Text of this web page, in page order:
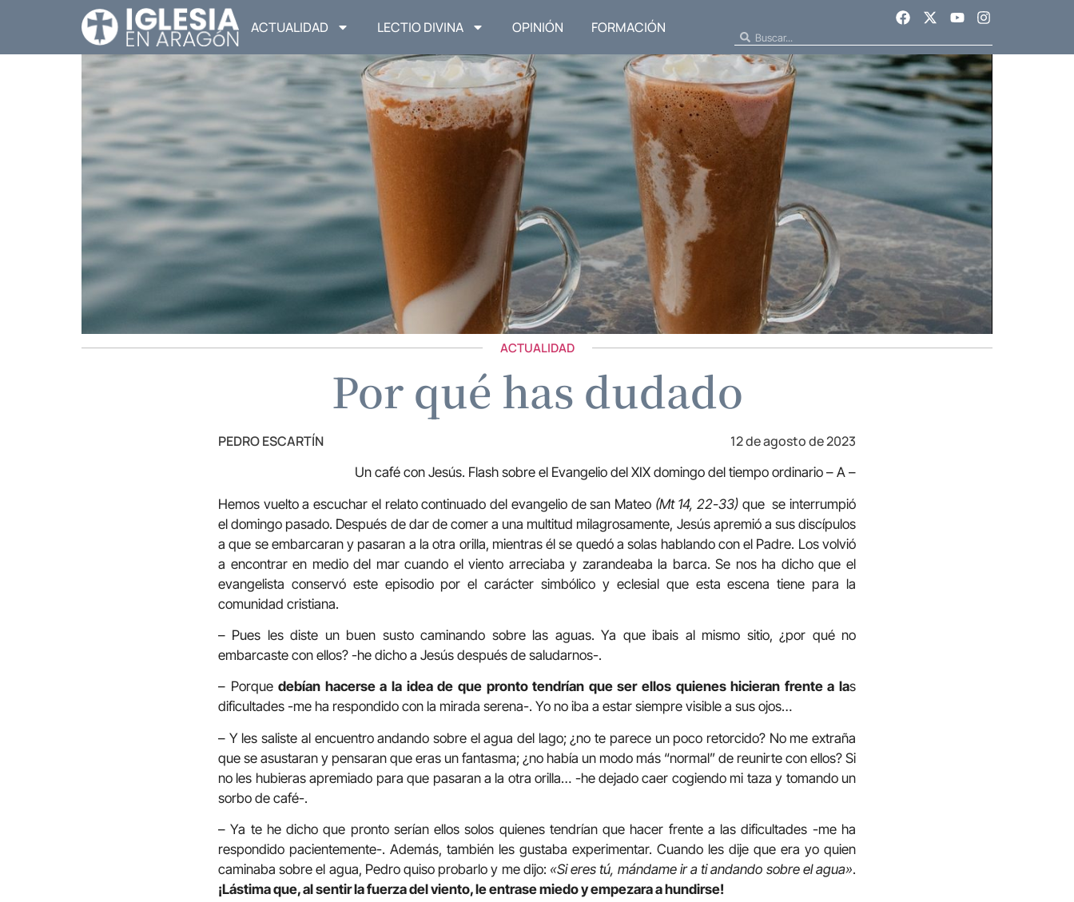
ACTUALIDAD LECTIO DIVINA OPINIÓN FORMACIÓN
ACTUALIDAD
Por qué has dudado
PEDRO ESCARTÍN 12 de agosto de 2023
Un café con Jesús. Flash sobre el Evangelio del XIX domingo del tiempo ordinario – A –
Hemos vuelto a escuchar el relato continuado del evangelio de san Mateo (Mt 14, 22-33) que se interrumpió
el domingo pasado. Después de dar de comer a una multitud milagrosamente, Jesús apremió a sus discípulos
a que se embarcaran y pasaran a la otra orilla, mientras él se quedó a solas hablando con el Padre. Los volvió
a encontrar en medio del mar cuando el viento arreciaba y zarandeaba la barca. Se nos ha dicho que el
evangelista conservó este episodio por el carácter simbólico y eclesial que esta escena tiene para la
comunidad cristiana.
– Pues les diste un buen susto caminando sobre las aguas. Ya que ibais al mismo sitio, ¿por qué no
embarcaste con ellos? -he dicho a Jesús después de saludarnos-.
– Porquedebían hacerse a la idea de que pronto tendrían que ser ellos quienes hicieran frente a las
dificultades -me ha respondido con la mirada serena-. Yo no iba a estar siempre visible a sus ojos…
– Y les saliste al encuentro andando sobre el agua del lago; ¿no te parece un poco retorcido? No me extraña
que se asustaran y pensaran que eras un fantasma; ¿no había un modo más “normal” de reunirte con ellos? Si
no les hubieras apremiado para que pasaran a la otra orilla… -he dejado caer cogiendo mi taza y tomando un
sorbo de café-.
– Ya te he dicho que pronto serían ellos solos quienes tendrían que hacer frente a las dificultades -me ha
respondido pacientemente-. Además, también les gustaba experimentar. Cuando les dije que era yo quien
caminaba sobre el agua, Pedro quiso probarlo y me dijo: «Si eres tú, mándame ir a ti andando sobre el agua».
¡Lástima que, al sentir la fuerza del viento, le entrase miedo y empezara a hundirse!